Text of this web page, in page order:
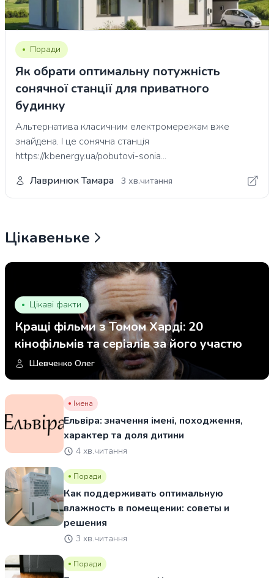
Поради
Як обрати оптимальну потужність
сонячної станції для приватного
будинку
Альтернатива класичним електромережам вже
знайдена. І це сонячна станція
https://kbenergy.ua/pobutovi-sonia...
Лавринюк Тамара
3 хв.читання
Цікавеньке
Цікаві факти
Кращі фільми з Томом Харді: 20
кінофільмів та серіалів за його участю
Шевченко Олег
Імена
Ельвіра: значення імені, походження,
характер та доля дитини
4 хв.читання
Поради
Как поддерживать оптимальную
влажность в помещении: советы и
решения
3 хв.читання
Поради